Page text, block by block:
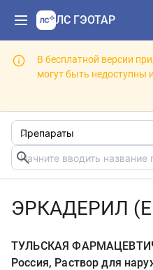
ЛС ГЭОТАР
В бесплатной версии
могут быть недоступны
ЭРКАДЕРИЛ
ТУЛЬСКАЯ
Россия, Раствор для